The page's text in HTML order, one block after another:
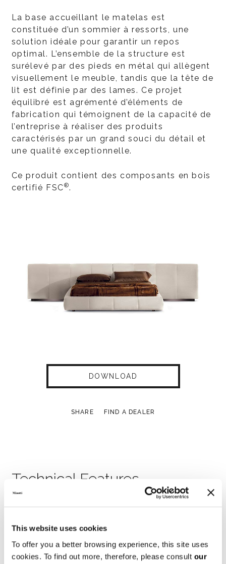
This website uses cookies
To offer you a better browsing experience, this site uses
cookies. To find out more, therefore, please consult our
La base accueillant le matelas est
constituée d’un sommier à ressorts, une
solution idéale pour garantir un repos
optimal. L’ensemble de la structure est
surélevé par des pieds en métal qui allègent
visuellement le meuble, tandis que la tête de
lit est définie par des lames. Ce projet
équilibré est agrémenté d’éléments de
fabrication qui témoignent de la capacité de
l’entreprise à réaliser des produits
caractérisés par un grand souci du détail et
une qualité exceptionnelle.
Ce produit contient des composants en bois
certifié FSC®.
DOWNLOAD
SHARE FIND A DEALER
Technical Features